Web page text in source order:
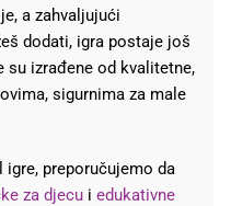
a zahvaljujući
dodati, igra postaje još
su izrađene od kvalitetne,
sigurnima za male
preporučujemo da
za djecu i edukativne